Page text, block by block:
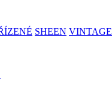
SHEEN VINTAGE